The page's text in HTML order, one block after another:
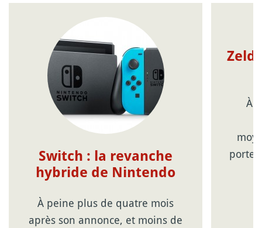
Switch : la revanche
hybride de Nintendo
À peine plus de quatre mois
après son annonce, et moins de
À
porte-